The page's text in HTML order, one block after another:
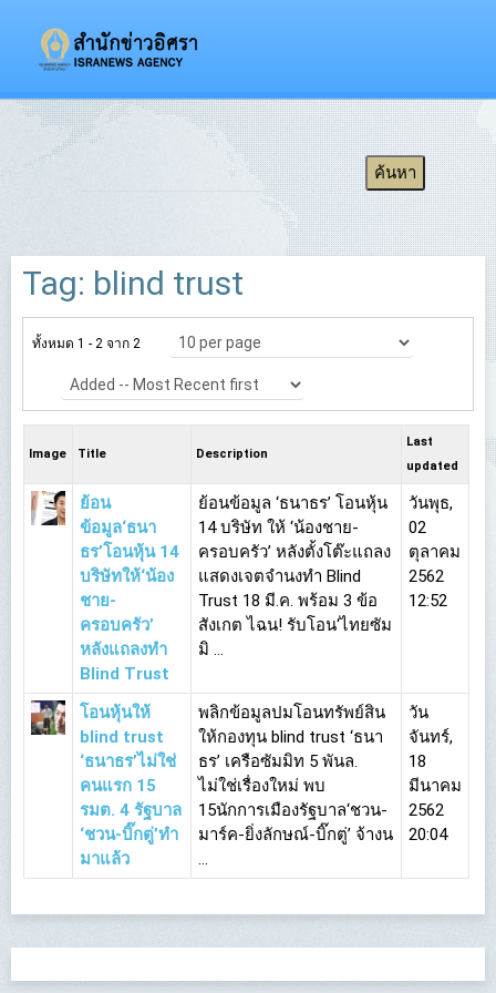
Tag: blind trust
ทั้งหมด 1 - 2 จาก 2
Image Title Description
Last
updated
ย้อน
ข้อมูล‘ธนา
ธร’โอนหุ้น 14
บริษัทให้‘น้อง
ชาย-
ครอบครัว’
หลังแถลงทำ
Blind Trust
ย้อนข้อมูล ‘ธนาธร’ โอนหุ้น
14 บริษัท ให้ ‘น้องชาย-
ครอบครัว’ หลังตั้งโต๊ะแถลง
แสดงเจตจำนงทำ Blind
Trust 18 มี.ค. พร้อม 3 ข้อ
สังเกต ไฉน! รับโอน‘ไทยซัม
มิ ...
วันพุธ,
02
ตุลาคม
2562
12:52
โอนหุ้นให้
blind trust
‘ธนาธร’ไม่ใช่
คนแรก 15
รมต. 4 รัฐบาล
‘ชวน-บิ๊กตู่’ทำ
มาแล้ว
พลิกข้อมูลปมโอนทรัพย์สิน
ให้กองทุน blind trust ‘ธนา
ธร’ เครือซัมมิท 5 พันล.
ไม่ใช่เรื่องใหม่ พบ
15นักการเมืองรัฐบาล‘ชวน-
มาร์ค-ยิ่งลักษณ์-บิ๊กตู่’ จ้างน
...
วัน
จันทร์,
18
มีนาคม
2562
20:04